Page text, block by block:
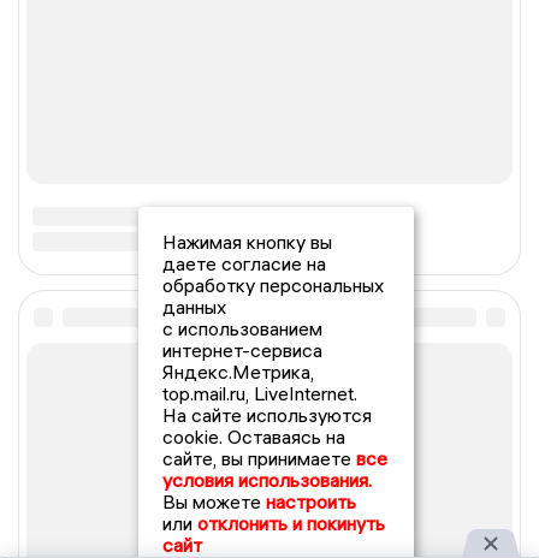
Нажимая кнопку вы
даете согласие на
обработку персональных
данных
с использованием
интернет-сервиса
Яндекс.Метрика,
top.mail.ru, LiveInternet.
На сайте используются
cookie. Оставаясь на
сайте, вы принимаете все
условия использования.
Вы можете настроить
или отклонить и покинуть
сайт